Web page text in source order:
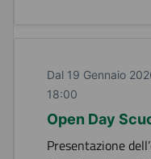
Dal 19 Gennaio
18:00
Open Day
Presentazione